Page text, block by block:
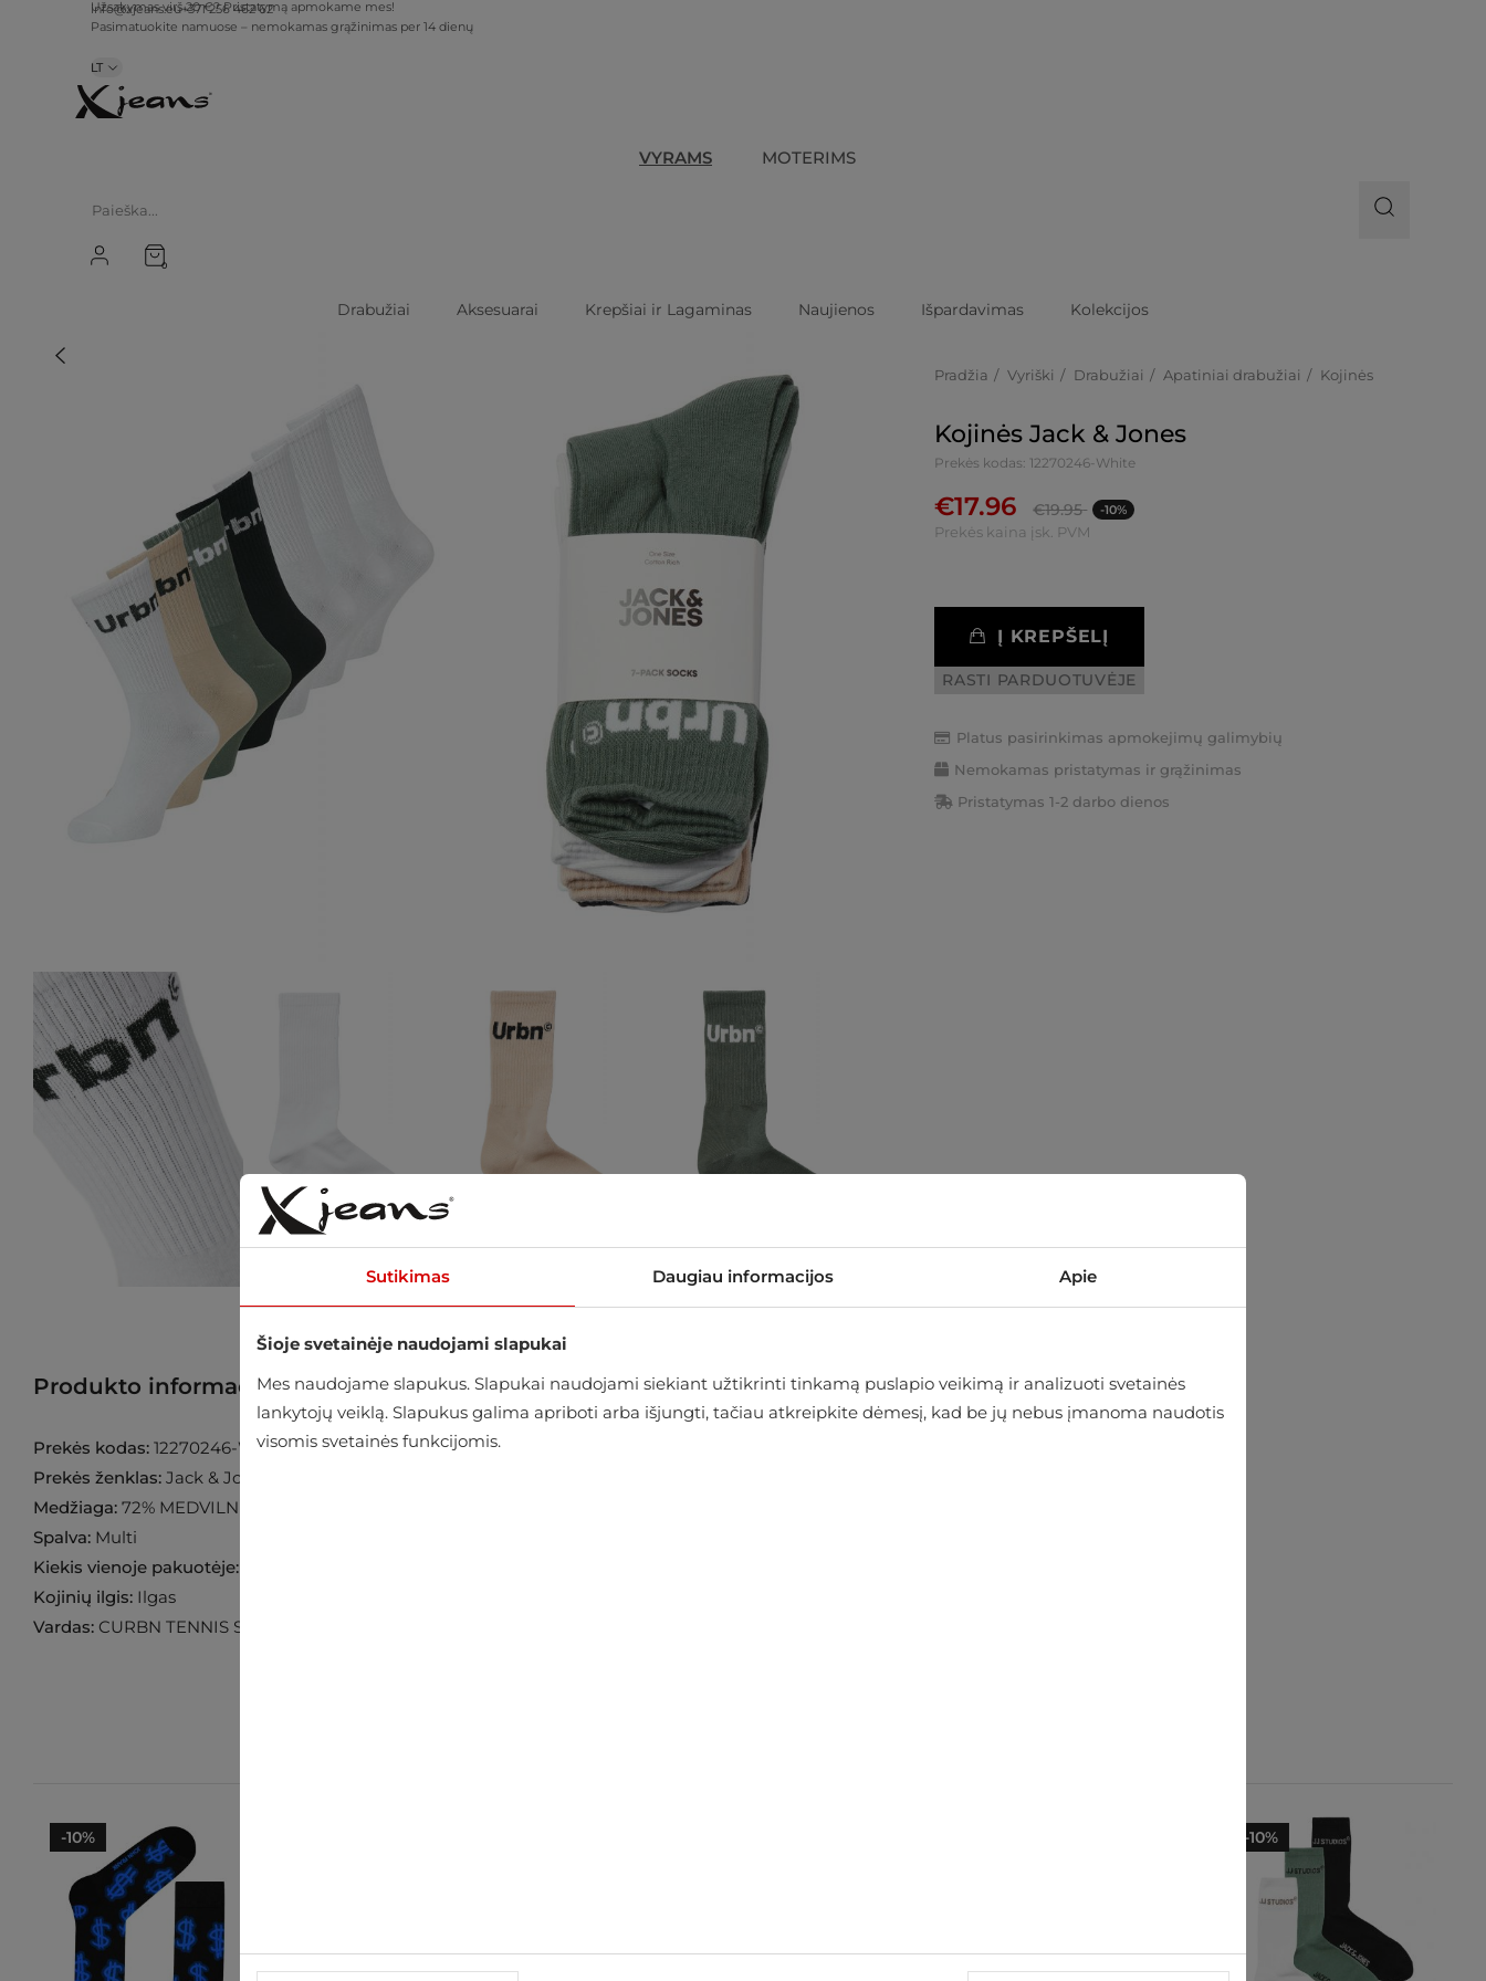
info@xjeans.eu+371 256 462 62
Užsakymas virš 20 €? Pristatymą apmokame mes!
Pasimatuokite namuose – nemokamas grąžinimas per 14 dienų
LT
VYRAMS MOTERIMS
0
Drabužiai Aksesuarai Krepšiai ir Lagaminas Naujienos Išpardavimas Kolekcijos
Pradžia Vyriški Drabužiai Apatiniai drabužiai Kojinės
Kojinės Jack & Jones
Prekės kodas: 12270246-White
€17.96 €19.95 -10%
Prekės kaina įsk. PVM
Į KREPŠELĮ
RASTI PARDUOTUVĖJE
Platus pasirinkimas apmokejimų galimybių
Nemokamas pristatymas ir grąžinimas
Pristatymas 1-2 darbo dienos
Produkto informacija Raskite prekę parduotuvėje
Prekės kodas: 12270246-White
Prekės ženklas: Jack & Jones
Medžiaga: 72% MEDVILNĖ 26% POLIESTERIS 2% ELASTANAS
Spalva: Multi
Kiekis vienoje pakuotėje:
Kojinių ilgis: Ilgas
Vardas: CURBN TENNIS SOCKS
-10%
-10%
Sutikimas Daugiau informacijos Apie
Šioje svetainėje naudojami slapukai
Mes naudojame slapukus. Slapukai naudojami siekiant užtikrinti tinkamą puslapio veikimą ir analizuoti svetainės
lankytojų veiklą. Slapukus galima apriboti arba išjungti, tačiau atkreipkite dėmesį, kad be jų nebus įmanoma naudotis
visomis svetainės funkcijomis.